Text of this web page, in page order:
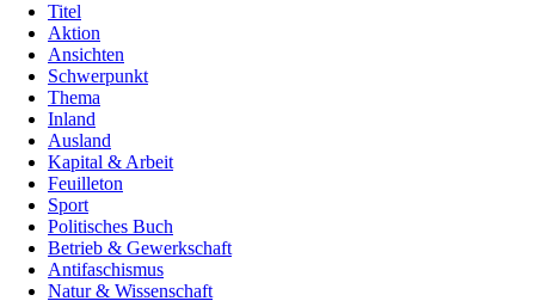
Titel
Aktion
Ansichten
Schwerpunkt
Thema
Inland
Ausland
Kapital & Arbeit
Feuilleton
Sport
Politisches Buch
Betrieb & Gewerkschaft
Antifaschismus
Natur & Wissenschaft